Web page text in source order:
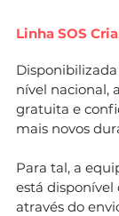
Linha SOS
nível nacional, a
gratuita e
mais novos
Para tal, a
está disponível
através do